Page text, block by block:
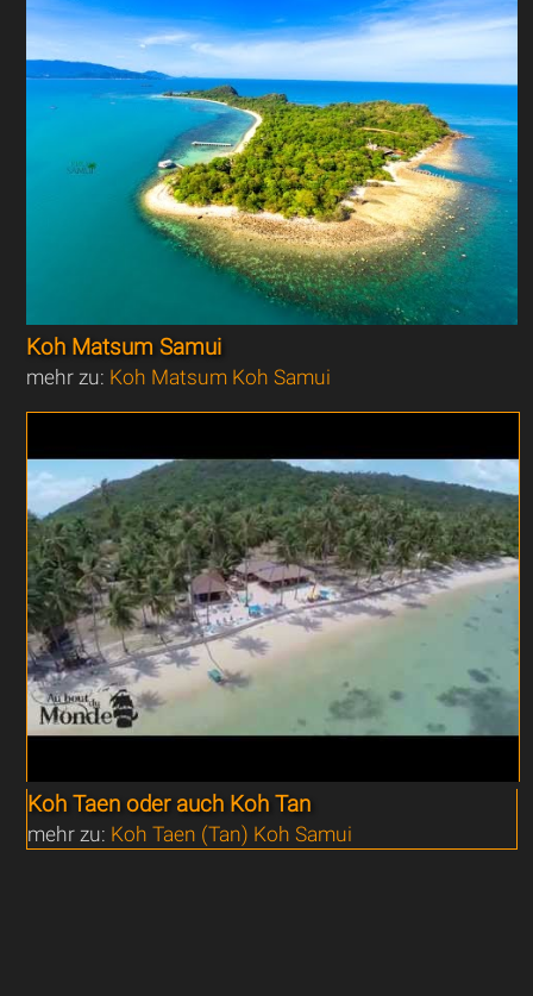
Koh Matsum Samui
mehr zu: Koh Matsum Koh Samui
Koh Taen oder auch Koh Tan
mehr zu: Koh Taen (Tan) Koh Samui